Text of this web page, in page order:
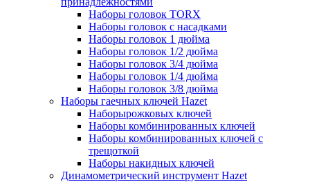
Наборы головок TORX
Наборы головок с насадками
Наборы головок 1 дюйма
Наборы головок 1/2 дюйма
Наборы головок 3/4 дюйма
Наборы головок 1/4 дюйма
Наборы головок 3/8 дюйма
Наборы гаечных ключей Hazet
Наборырожковых ключей
Наборы комбинированных ключей
Наборы комбинированных ключей с
трещоткой
Наборы накидных ключей
Динамометрический инструмент Hazet